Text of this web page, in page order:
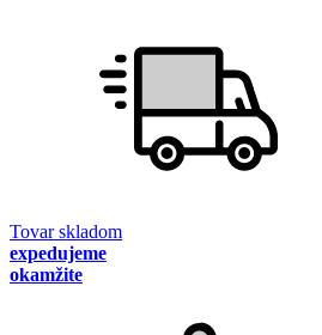
Tovar skladom
expedujeme
okamžite